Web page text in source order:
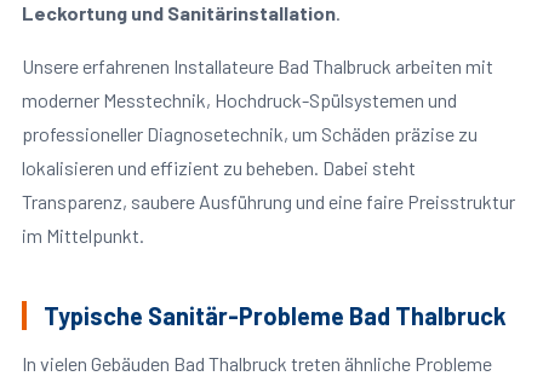
Leckortung und Sanitärinstallation.
Unsere erfahrenen Installateure Bad Thalbruck arbeiten mit
moderner Messtechnik, Hochdruck-Spülsystemen und
professioneller Diagnosetechnik, um Schäden präzise zu
lokalisieren und effizient zu beheben. Dabei steht
Transparenz, saubere Ausführung und eine faire Preisstruktur
im Mittelpunkt.
Typische Sanitär-Probleme Bad Thalbruck
In vielen Gebäuden Bad Thalbruck treten ähnliche Probleme